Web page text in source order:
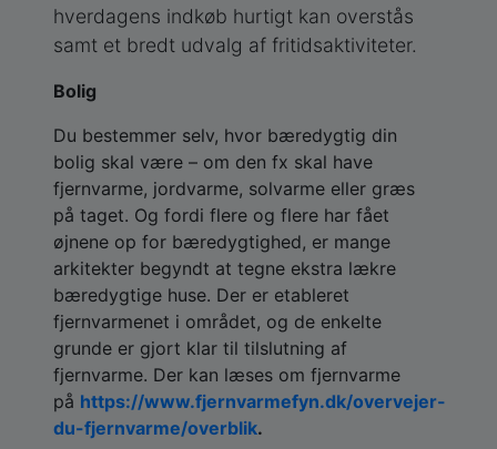
hverdagens indkøb hurtigt kan overstås
samt et bredt udvalg af fritidsaktiviteter.
Bolig
Du bestemmer selv, hvor bæredygtig din
bolig skal være – om den fx skal have
fjernvarme, jordvarme, solvarme eller græs
på taget. Og fordi flere og flere har fået
øjnene op for bæredygtighed, er mange
arkitekter begyndt at tegne ekstra lækre
bæredygtige huse. Der er etableret
fjernvarmenet i området, og de enkelte
grunde er gjort klar til tilslutning af
fjernvarme. Der kan læses om fjernvarme
på https://www.fjernvarmefyn.dk/overvejer-
du-fjernvarme/overblik.